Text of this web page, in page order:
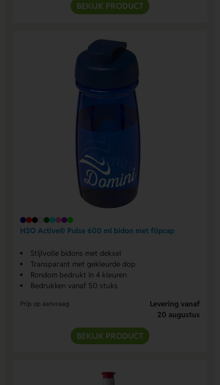
BEKIJK PRODUCT
H2O Active® Pulse 600 ml bidon met flipcap
Stijlvolle bidons met deksel
Transparant met gekleurde dop
Rondom bedrukt in 4 kleuren
Bedrukken vanaf 50 stuks
Prijs op aanvraag
Levering vanaf
20 augustus
BEKIJK PRODUCT